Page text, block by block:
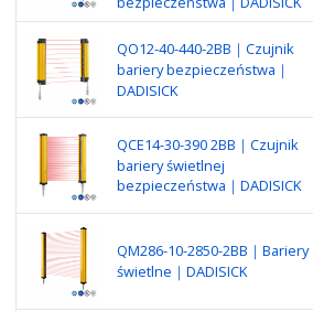
QO12-40-440-2BB｜Czujnik
bariery bezpieczeństwa｜
DADISICK
QCE14-30-390 2BB｜Czujnik
bariery świetlnej
bezpieczeństwa｜DADISICK
QM286-10-2850-2BB｜Bariery
świetlne｜DADISICK